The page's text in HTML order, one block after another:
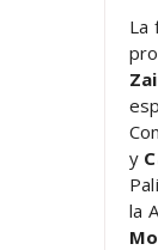
La
y
la